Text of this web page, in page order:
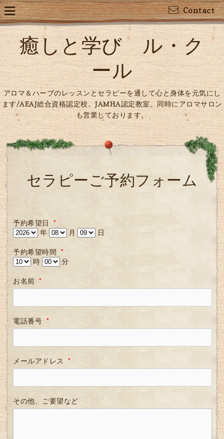
Contact
癒しと学び ル・ク
ール
アロマ＆ハーブのレッスンとセラピーを通して心と身体を元気にし
ます/AEAJ総合資格認定校。JAMHA認定教室。同時にアロマサロン
も営業しております。
セラピーご予約フォーム
予約希望日 *
年
月 日
予約希望時間 *
時
分
お名前 *
電話番号 *
メールアドレス *
その他、ご要望など